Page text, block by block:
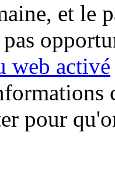
et le
web activé
pour